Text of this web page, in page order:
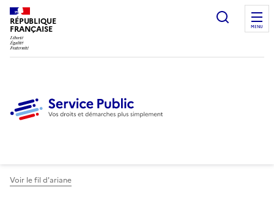
RÉPUBLIQUE
FRANÇAISE
Ouvrir
MENU
Voir le fil d'ariane